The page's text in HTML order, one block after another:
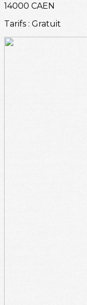
14000 CAEN
Tarifs : Gratuit